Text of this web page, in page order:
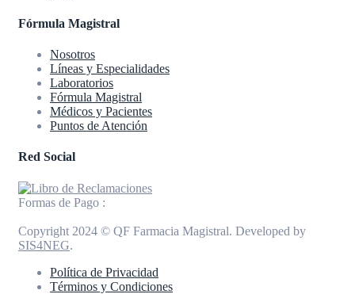
Fórmula Magistral
Nosotros
Líneas y Especialidades
Laboratorios
Fórmula Magistral
Médicos y Pacientes
Puntos de Atención
Red Social
Formas de Pago :
Copyright 2024 © QF Farmacia Magistral. Developed by
SIS4NEG.
Política de Privacidad
Términos y Condiciones